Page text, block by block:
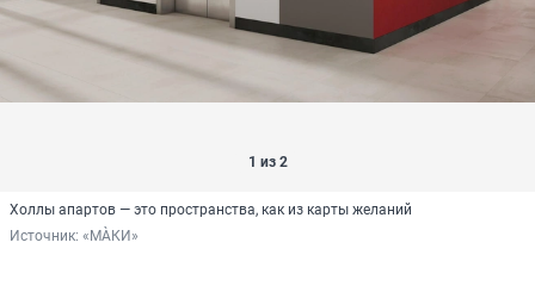
1 из 2
Холлы апартов — это пространства, как из карты желаний
Источник: «МÀКИ»